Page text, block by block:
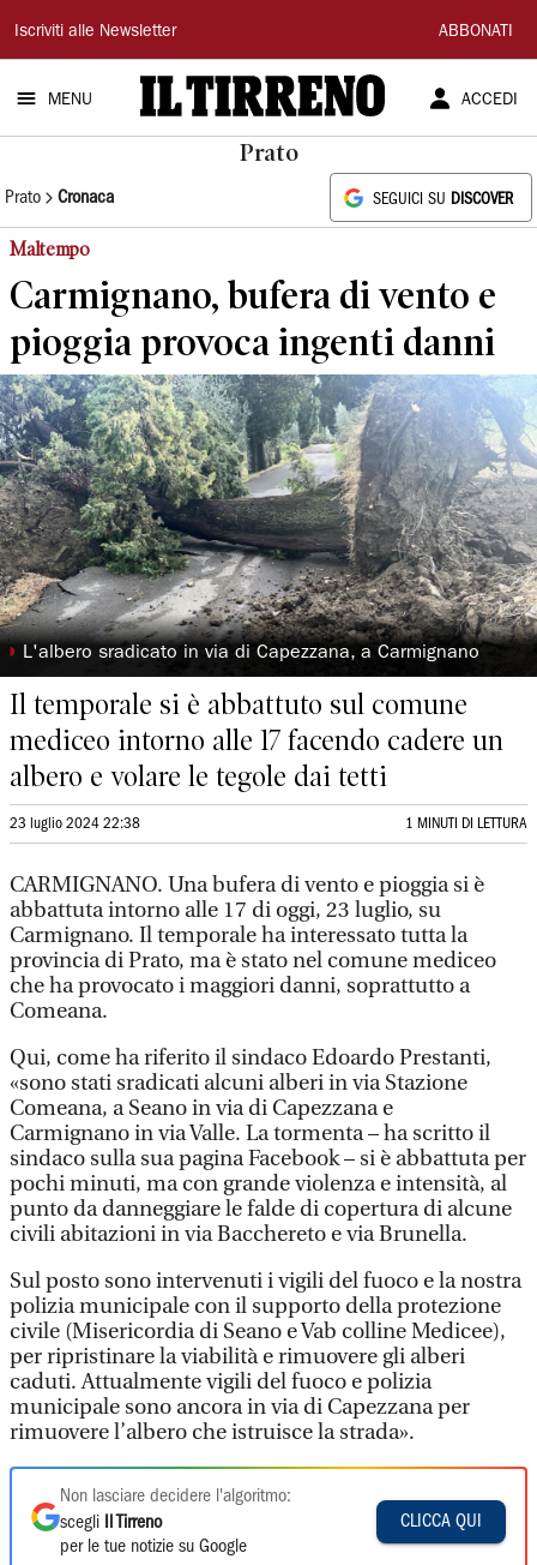
Il
Tirreno
Iscriviti alle Newsletter ABBONATI
MENU ACCEDI
Prato
Prato Cronaca SEGUICI SU DISCOVER
Maltempo
Carmignano, bufera di vento e
pioggia provoca ingenti danni
◗ L'albero sradicato in via di Capezzana, a Carmignano
Il temporale si è abbattuto sul comune
mediceo intorno alle 17 facendo cadere un
albero e volare le tegole dai tetti
23 luglio 2024 22:38 1 MINUTI DI LETTURA
CARMIGNANO. Una bufera di vento e pioggia si è
abbattuta intorno alle 17 di oggi, 23 luglio, su
Carmignano. Il temporale ha interessato tutta la
provincia di Prato, ma è stato nel comune mediceo
che ha provocato i maggiori danni, soprattutto a
Comeana.
Qui, come ha riferito il sindaco Edoardo Prestanti,
«sono stati sradicati alcuni alberi in via Stazione
Comeana, a Seano in via di Capezzana e
Carmignano in via Valle. La tormenta – ha scritto il
sindaco sulla sua pagina Facebook – si è abbattuta per
pochi minuti, ma con grande violenza e intensità, al
punto da danneggiare le falde di copertura di alcune
civili abitazioni in via Bacchereto e via Brunella.
Sul posto sono intervenuti i vigili del fuoco e la nostra
polizia municipale con il supporto della protezione
civile (Misericordia di Seano e Vab colline Medicee),
per ripristinare la viabilità e rimuovere gli alberi
caduti. Attualmente vigili del fuoco e polizia
municipale sono ancora in via di Capezzana per
rimuovere l’albero che istruisce la strada».
Non lasciare decidere l'algoritmo:
scegli
Il Tirreno
per le tue notizie su Google
CLICCA QUI